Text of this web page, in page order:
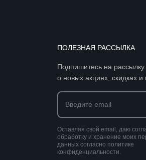
ПОЛЕЗНАЯ РАССЫЛКА
Подпишитесь на рассылку
о новых акциях, скидках и
Оставляя свой email, даю
обработку и хранение моих
данных согласно политике
конфиденциальности.